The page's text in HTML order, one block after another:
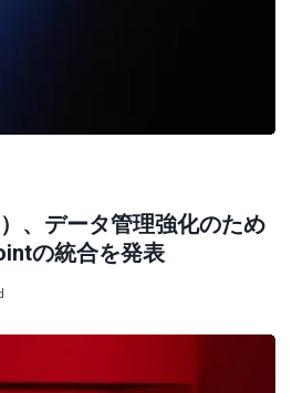
、データ管理強化のため
の統合を発表